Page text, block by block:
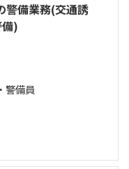
警備業務(交通誘
)
警備員